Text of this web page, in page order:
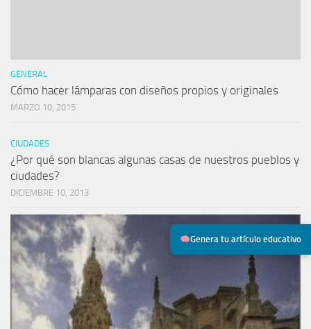
Genera tu artículo educativo
GENERAL
Cómo hacer lámparas con diseños propios y originales
MARZO 10, 2015
CIUDADES
¿Por qué son blancas algunas casas de nuestros pueblos y
ciudades?
DICIEMBRE 10, 2013